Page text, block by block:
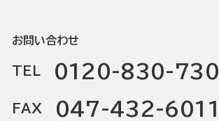
お問い合わせ
TEL 0120-830-730
FAX 047-432-6011